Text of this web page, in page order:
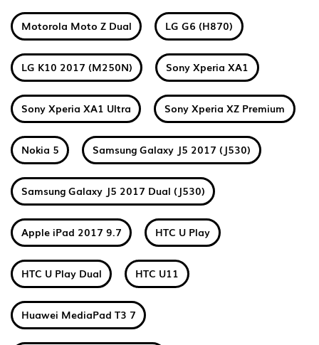
Motorola Moto Z Dual LG G6 (H870)
LG K10 2017 (M250N) Sony Xperia XA1
Sony Xperia XA1 Ultra Sony Xperia XZ Premium
Nokia 5 Samsung Galaxy J5 2017 (J530)
Samsung Galaxy J5 2017 Dual (J530)
Apple iPad 2017 9.7 HTC U Play
HTC U Play Dual HTC U11
Huawei MediaPad T3 7